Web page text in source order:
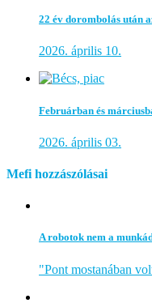
22 év dorombolás után
2026. április 10.
Februárban és
2026. április 03.
Mefi hozzászólásai
A robotok nem a
"Pont mostanában